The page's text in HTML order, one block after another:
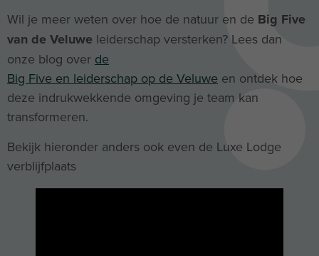
Wil je meer weten over hoe de natuur en de Big Five
van de Veluwe leiderschap versterken? Lees dan
onze blog over de
Big Five en leiderschap op de Veluwe en ontdek hoe
deze indrukwekkende omgeving je team kan
transformeren.
Bekijk hieronder anders ook even de Luxe Lodge
verblijfplaats